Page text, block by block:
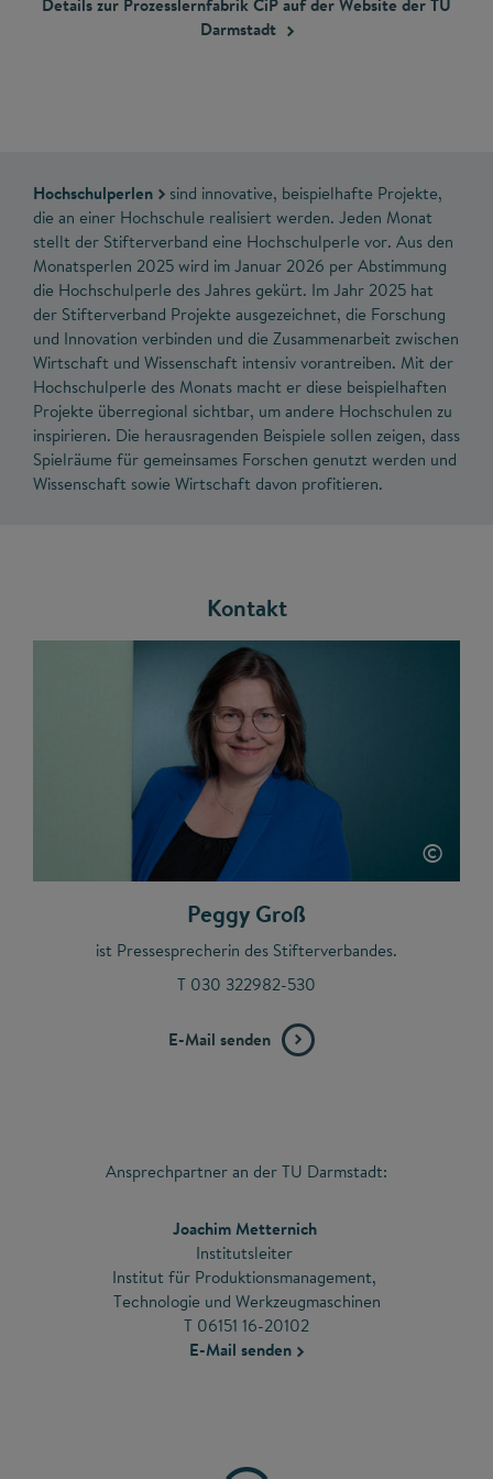
Details zur Prozesslernfabrik CiP auf der Website der TU
Darmstadt
Hochschulperlen
sind innovative, beispielhafte Projekte,
die an einer Hochschule realisiert werden. Jeden Monat
stellt der Stifterverband eine Hochschulperle vor. Aus den
Monatsperlen 2025 wird im Januar 2026 per Abstimmung
die Hochschulperle des Jahres gekürt. Im Jahr 2025 hat
der Stifterverband Projekte ausgezeichnet, die Forschung
und Innovation verbinden und die Zusammenarbeit zwischen
Wirtschaft und Wissenschaft intensiv vorantreiben. Mit der
Hochschulperle des Monats macht er diese beispielhaften
Projekte überregional sichtbar, um andere Hochschulen zu
inspirieren. Die herausragenden Beispiele sollen zeigen, dass
Spielräume für gemeinsames Forschen genutzt werden und
Wissenschaft sowie Wirtschaft davon profitieren.
Kontakt
©
Peggy Groß
ist Pressesprecherin des Stifterverbandes.
T 030 322982-530
E-Mail senden
Ansprechpartner an der TU Darmstadt:
Joachim Metternich
Institutsleiter
Institut für Produktionsmanagement,
Technologie und Werkzeugmaschinen
T 06151 16-20102
E-Mail senden